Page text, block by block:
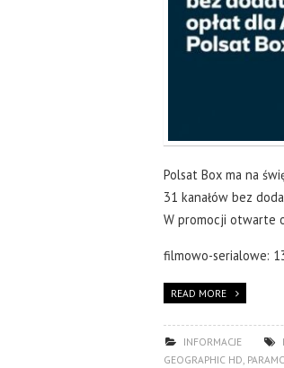
Polsat Box ma na
31 kanałów bez
W promocji otwarte
filmowo-serialowe: 13
READ MORE
INFORMACJE
GEOGRAPHIC HD,